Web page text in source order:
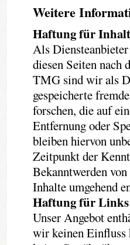
Weitere
Haftung für
Als
diesen Seiten nach
TMG sind wir als
gespeicherte
forschen, die auf
Entfernung oder
bleiben hiervon
Zeitpunkt der
Bekanntwerden
Inhalte umgehend
Haftung für Links
Unser Angebot
wir keinen Einfluss